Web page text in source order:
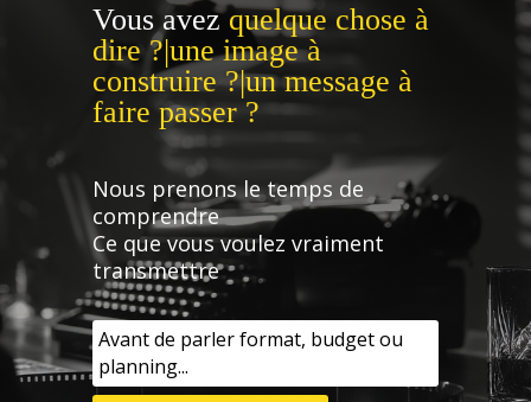
Vous avezquelque chose à
dire ?|une image à
construire ?|un message à
faire passer ?
Nous prenons le temps de
comprendre
Ce que vous voulez vraiment
transmettre
Avant de parler format, budget ou
planning...